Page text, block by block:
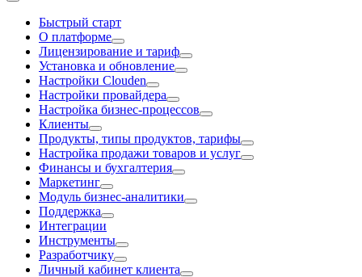
Быстрый старт
О платформе
Лицензирование и тариф
Установка и обновление
Настройки Clouden
Настройки провайдера
Настройка бизнес-процессов
Клиенты
Продукты, типы продуктов, тарифы
Настройка продажи товаров и услуг
Финансы и бухгалтерия
Маркетинг
Модуль бизнес-аналитики
Поддержка
Интеграции
Инструменты
Разработчику
Личный кабинет клиента